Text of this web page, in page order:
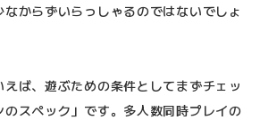
からずいらっしゃるのではないでしょ
ば、遊ぶための条件としてまずチェッ
スペック」です。多人数同時プレイの